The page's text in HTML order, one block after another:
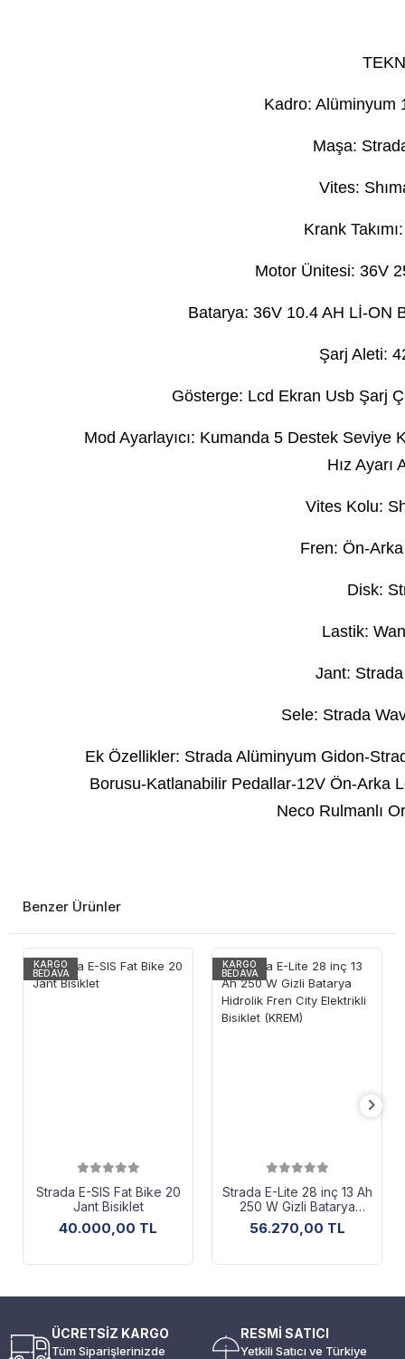
Kadro: Alüminyum
Maşa:
Vites:
Krank
Motor Ünitesi: 36V
Batarya: 36V 10.4 AH Lİ-ON
Şarj Aleti:
Gösterge: Lcd Ekran Usb Şarj
Mod Ayarlayıcı: Kumanda 5 Destek
Hız Ayarı
Vites Kolu:
Fren: Ön-
Disk:
Lastik:
Jant: Strada
Sele: Strada
Ek Özellikler: Strada Alüminyum Gidon-
Borusu-Katlanabilir Pedallar-12V Ön-Arka
Neco Rulmanlı
Benzer Ürünler
KARGO
BEDAVA
Strada E-SIS Fat Bike 20
Jant Bisiklet
40.000,00 TL
KARGO
BEDAVA
Strada E-Lite 28 inç 13 Ah
250 W Gizli Batarya
Hidrolik Fren City
Elektrikli Bisiklet (KREM)
56.270,00 TL
ÜCRETSİZ KARGO
Tüm Siparişlerinizde
RESMİ SATICI
Yetkili Satıcı ve Türkiye